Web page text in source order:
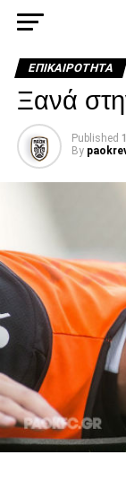
ΕΠΙΚΑΙΡΌΤΗΤΑ
Ξανά
Published
By